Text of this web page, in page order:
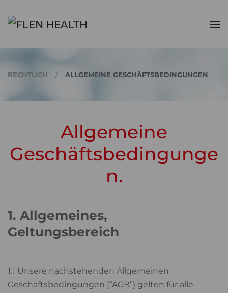
Zum Hauptinhalt springen
RECHTLICH ALLGEMEINE GESCHÄFTSBEDINGUNGEN
Allgemeine
Geschäftsbedingunge
n.
1. Allgemeines,
Geltungsbereich
1.1 Unsere nachstehenden Allgemeinen
Geschäftsbedingungen (“AGB”) gelten für alle